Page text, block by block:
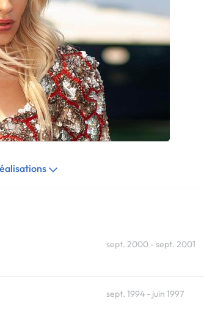
sept. 2000 - sept. 2001
sept. 1994 - juin 1997